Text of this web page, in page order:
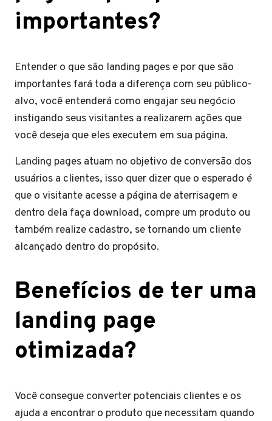
importantes?
Entender o que são landing pages e por que são
importantes fará toda a diferença com seu público-
alvo, você entenderá como engajar seu negócio
instigando seus visitantes a realizarem ações que
você deseja que eles executem em sua página.
Landing pages atuam no objetivo de conversão dos
usuários a clientes, isso quer dizer que o esperado é
que o visitante acesse a página de aterrisagem e
dentro dela faça download, compre um produto ou
também realize cadastro, se tornando um cliente
alcançado dentro do propósito.
Benefícios de ter uma
landing page
otimizada?
Você consegue converter potenciais clientes e os
ajuda a encontrar o produto que necessitam quando